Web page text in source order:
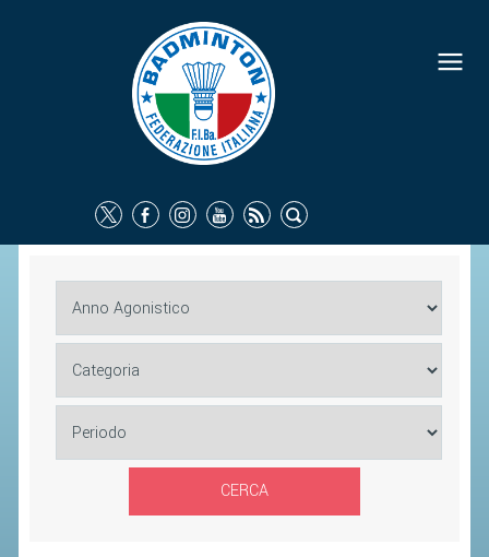
CERCA
FEDERAZIONE
IDENTITÀ
COMMISSIONI FEDERALI
ORGANI TERRITORIALI
SOCIETÀ SPORTIVE
TUTELA DELLA SALUTE -
COMUNICAZIONE E MARKETING
SEGRETERIA FEDERALE